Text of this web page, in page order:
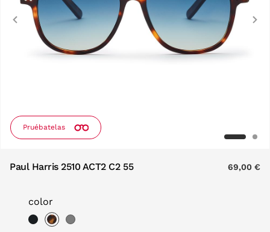
Pruébatelas
Previous
Paul Harris 2510 ACT2 C2 55 69,00 €
color